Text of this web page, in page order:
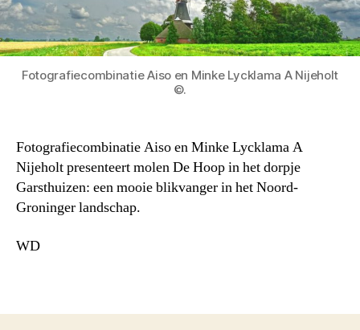
Fotografiecombinatie Aiso en Minke Lycklama A Nijeholt
©.
Fotografiecombinatie Aiso en Minke Lycklama A
Nijeholt presenteert molen De Hoop in het dorpje
Garsthuizen: een mooie blikvanger in het Noord-
Groninger landschap.
WD